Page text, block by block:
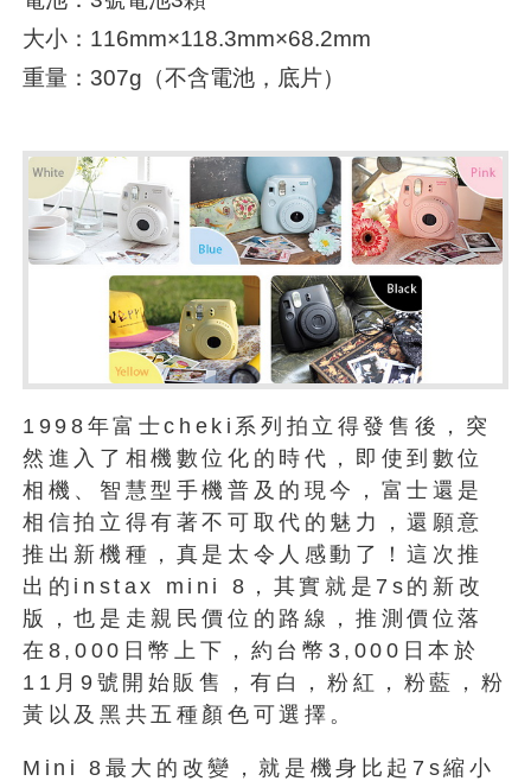
大小：116mm×118.3mm×68.2mm
重量：307g（不含電池，底片）
1998年富士cheki系列拍立得發售後，突
然進入了相機數位化的時代，即使到數位
相機、智慧型手機普及的現今，富士還是
相信拍立得有著不可取代的魅力，還願意
推出新機種，真是太令人感動了！這次推
出的instax mini 8，其實就是7s的新改
版，也是走親民價位的路線，推測價位落
在8,000日幣上下，約台幣3,000日本於
11月9號開始販售，有白，粉紅，粉藍，粉
黃以及黑共五種顏色可選擇。
Mini 8最大的改變，就是機身比起7s縮小